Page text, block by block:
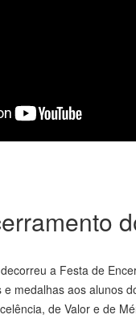
a Festa de
medalhas aos alunos
de Valor e de